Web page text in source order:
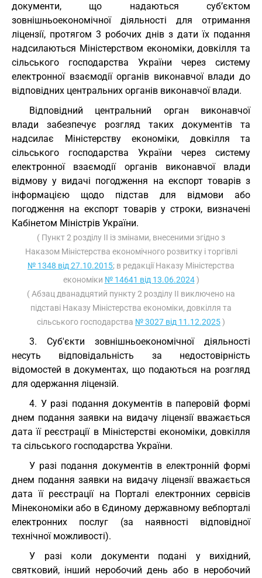
документи, що надаються суб’єктом
зовнішньоекономічної діяльності для отримання
ліцензії, протягом 3 робочих днів з дати їх подання
надсилаються Міністерством економіки, довкілля та
сільського господарства України через систему
електронної взаємодії органів виконавчої влади до
відповідних центральних органів виконавчої влади.
Відповідний центральний орган виконавчої
влади забезпечує розгляд таких документів та
надсилає Міністерству економіки, довкілля та
сільського господарства України через систему
електронної взаємодії органів виконавчої влади
відмову у видачі погодження на експорт товарів з
інформацією щодо підстав для відмови або
погодження на експорт товарів у строки, визначені
Кабінетом Міністрів України.
( Пункт 2 розділу ІI із змінами, внесеними згідно з
Наказом Міністерства економічного розвитку і торгівлі
№ 1348 від 27.10.2015; в редакції Наказу Міністерства
економіки № 14641 від 13.06.2024)
( Абзац дванадцятий пункту 2 розділу ІI виключено на
підставі Наказу Міністерства економіки, довкілля та
сільського господарства № 3027 від 11.12.2025)
3. Суб'єкти зовнішньоекономічної діяльності
несуть відповідальність за недостовірність
відомостей в документах, що подаються на розгляд
для одержання ліцензій.
4. У разі подання документів в паперовій формі
днем подання заявки на видачу ліцензії вважається
дата її реєстрації в Міністерстві економіки, довкілля
та сільського господарства України.
У разі подання документів в електронній формі
днем подання заявки на видачу ліцензії вважається
дата її реєстрації на Порталі електронних сервісів
Мінекономіки або в Єдиному державному вебпорталі
електронних послуг (за наявності відповідної
технічної можливості).
У разі коли документи подані у вихідний,
святковий, інший неробочий день або в неробочий